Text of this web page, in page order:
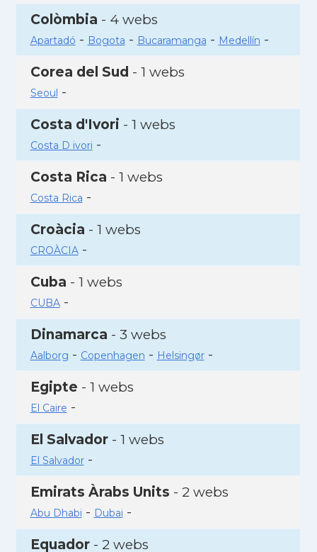
Colòmbia - 4 webs
Apartadó - Bogota - Bucaramanga - Medellín -
Corea del Sud - 1 webs
Seoul -
Costa d'Ivori - 1 webs
Costa D ivori -
Costa Rica - 1 webs
Costa Rica -
Croàcia - 1 webs
CROÀCIA-
Cuba - 1 webs
CUBA-
Dinamarca - 3 webs
Aalborg - Copenhagen - Helsingør-
Egipte - 1 webs
El Caire -
El Salvador- 1 webs
El Salvador-
Emirats Àrabs Units - 2 webs
Abu Dhabi - Dubai -
Equador- 2 webs